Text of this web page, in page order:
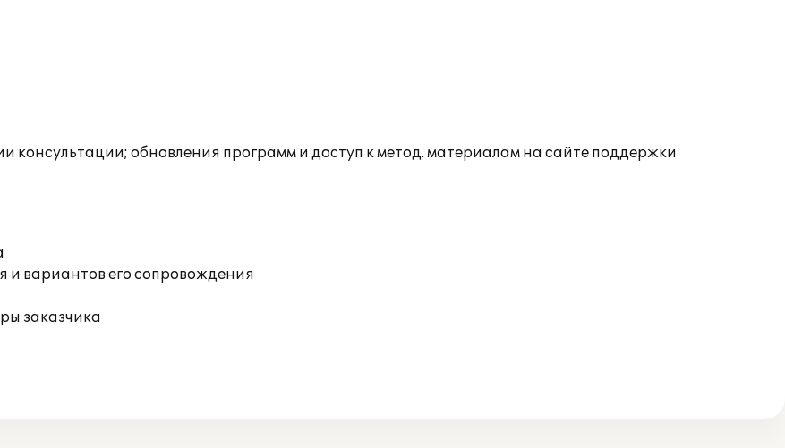
консультации; обновления программ и доступ к метод. материалам на сайте поддержки
и вариантов его сопровождения
заказчика